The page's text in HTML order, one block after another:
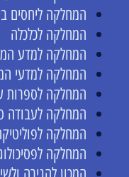
המחלקה ליחסים
המחלקה לכלכלה
המחלקה למדע
המחלקה למדעי
המחלקה לספרות
המחלקה לעבודה
המחלקה
המחלקה